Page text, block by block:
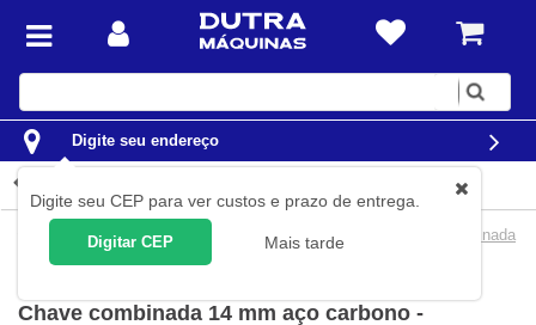
Digite
Digite seu endereço
Digite seu CEP para ver custos e prazo de entrega.
Digitar CEP Mais tarde
Ferramentas Ferramentas Manuais Chaves Chave Combinada
Chave combinada 14 mm aço carbono -